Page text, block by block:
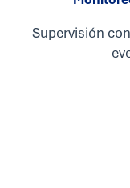
Supervisión